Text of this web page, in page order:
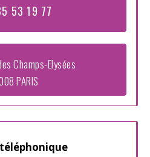
53 19 77
Champs-Elysées
PARIS